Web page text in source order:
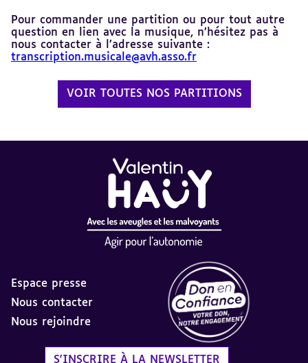
Pour commander une partition ou pour tout autre
question en lien avec la musique, n’hésitez pas à
nous contacter à l’adresse suivante :
transcription.musicale@avh.asso.fr
VOIR TOUTES NOS PARTITIONS
Espace presse
Nous contacter
Nous rejoindre
S'INSCRIRE À LA NEWSLETTER